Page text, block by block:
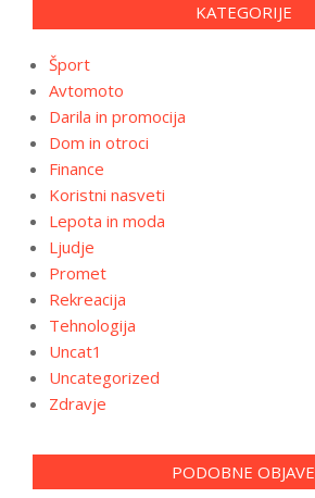
KATEGORIJE
Šport
Avtomoto
Darila in promocija
Dom in otroci
Finance
Koristni nasveti
Lepota in moda
Ljudje
Promet
Rekreacija
Tehnologija
Uncat1
Uncategorized
Zdravje
PODOBNE OBJAVE